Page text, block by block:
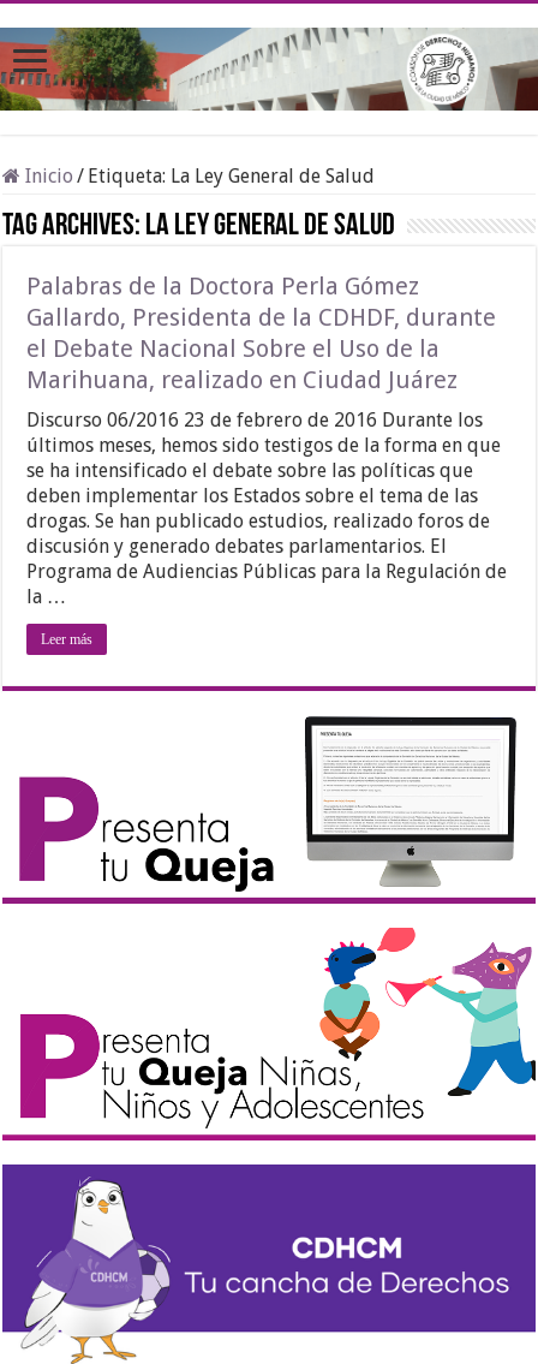
Inicio / Etiqueta: La Ley General de Salud
Tag Archives: La Ley General de Salud
Palabras de la Doctora Perla Gómez
Gallardo, Presidenta de la CDHDF, durante
el Debate Nacional Sobre el Uso de la
Marihuana, realizado en Ciudad Juárez
Discurso 06/2016 23 de febrero de 2016 Durante los
últimos meses, hemos sido testigos de la forma en que
se ha intensificado el debate sobre las políticas que
deben implementar los Estados sobre el tema de las
drogas. Se han publicado estudios, realizado foros de
discusión y generado debates parlamentarios. El
Programa de Audiencias Públicas para la Regulación de
la …
Leer más